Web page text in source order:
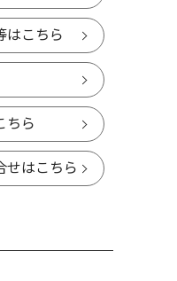
はこちら
ちら
せはこちら